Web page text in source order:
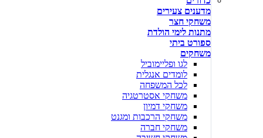
מדענים צעירים
משחקי חצר
מתנות לימי הולדת
ספורט ביתי
משחקים
לגו ופליימוביל
לומדים אנגלית
לכל המשפחה
משחקי אסטרטגיה
משחקי דמיון
משחקי הרכבות ומגנט
משחקי חברה